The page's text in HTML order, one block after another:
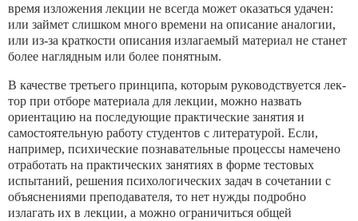
время изложения лекции не всегда может ока­заться удачен:
или займет слишком много времени на описание аналогии,
или из-за краткости описания излагаемый материал не станет
более наглядным или более понятным.
В качестве третьего принципа, которым руководствуется лек­
тор при отборе материала для лекции, можно назвать
ориента­цию на последующие практические занятия и
самостоятель­ную работу студентов с литературой. Если,
например, психиче­ские познавательные процессы намечено
отработать на практи­ческих занятиях в форме тестовых
испытаний, решения психо­логических задач в сочетании с
объяснениями преподавателя, то нет нужды подробно
излагать их в лекции, а можно ограни­читься общей